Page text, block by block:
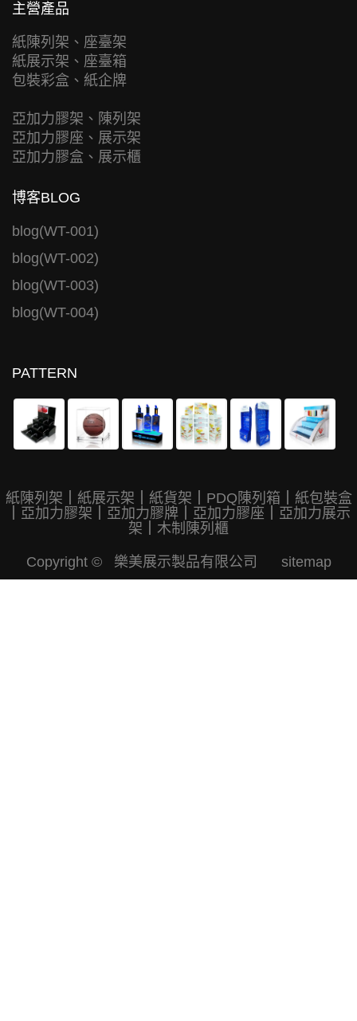
主營產品
紙陳列架、座臺架
紙展示架、座臺箱
包裝彩盒、紙企牌
亞加力膠架、陳列架
亞加力膠座、展示架
亞加力膠盒、展示櫃
博客BLOG
blog(WT-001)
blog(WT-002)
blog(WT-003)
blog(WT-004)
PATTERN
紙陳列架 紙展示架 紙貨架 PDQ陳列箱
紙包裝盒
亞加力膠架 亞加力膠牌 亞加力膠座
亞加力展示
架
木制陳列櫃
Copyright © 樂美展示製品有限公司 sitemap